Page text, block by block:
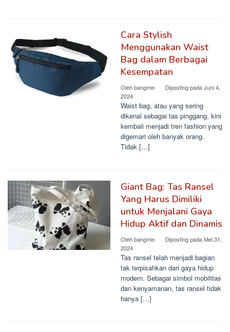
Cara Stylish
Menggunakan Waist
Bag dalam Berbagai
Kesempatan
Olehbangmin Diposting padaJuni 4,
2024
Waist bag, atau yang sering
dikenal sebagai tas pinggang, kini
kembali menjadi tren fashion yang
digemari oleh banyak orang.
Tidak […]
Giant Bag: Tas Ransel
Yang Harus Dimiliki
untuk Menjalani Gaya
Hidup Aktif dan Dinamis
Olehbangmin Diposting padaMei 31,
2024
Tas ransel telah menjadi bagian
tak terpisahkan dari gaya hidup
modern. Sebagai simbol mobilitas
dan kenyamanan, tas ransel tidak
hanya […]